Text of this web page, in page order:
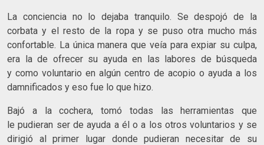
La conciencia no lo dejaba tranquilo. Se despojó de la
corbata y el resto de la ropa y se puso otra mucho más
confortable. La única manera que veía para expiar su culpa,
era la de ofrecer su ayuda en las labores de búsqueda
y como voluntario en algún centro de acopio o ayuda a los
damnificados y eso fue lo que hizo.
Bajó a la cochera, tomó todas las herramientas que
le pudieran ser de ayuda a él o a los otros voluntarios y se
dirigió al primer lugar donde pudieran necesitar de su